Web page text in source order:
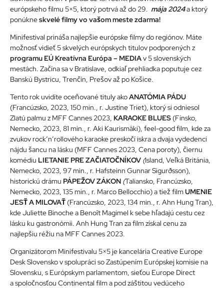
európskeho filmu 5×5, ktorý potrvá až do 29. mája 2024a ktorý
ponúkneskvelé filmy vo vašom meste zdarma!
Minifestival prináša najlepšie európske filmy do regiónov. Máte
možnosť vidieť 5 skvelých európskych titulov podporených z
programu EÚ Kreatívna Európa – MEDIAv 5 slovenských
mestách. Začína sa v Bratislave, odkiaľ prehliadka poputuje cez
Banskú Bystricu, Trenčín, Prešov až po Košice.
Tento rok uvidíte oceňované tituly akoANATÓMIA PÁDU
(Francúzsko, 2023, 150 min., r. Justine Triet), ktorý si odniesol
Zlatú palmu z MFF Cannes 2023, KARAOKE BLUES (Fínsko,
Nemecko, 2023, 81 min., r. Aki Kaurismäki), feel-good film, kde za
zvukov rock’n’rollového karaoke preskočí iskra a dvaja vydedenci
nájdu šancu na lásku (MFF Cannes 2023, Cena poroty), čiernu
komédiu LIETANIE PRE ZAČIATOČNÍKOV (Island, Veľká Británia,
Nemecko, 2023, 97 min., r. Hafsteinn Gunnar Sigurðsson),
historickú drámu PÁPEŽOV ZÁKON (Taliansko, Francúzsko,
Nemecko, 2023, 135 min., r. Marco Bellocchio) a tiež filmUMENIE
JESŤ A MILOVAŤ (Francúzsko, 2023, 134 min., r. Ahn Hung Tran),
kde Juliette Binoche a Benoît Magimel k sebe hľadajú cestu cez
lásku ku gastronómii. Anh Hung Tran za film získal cenu za
najlepšiu réžiu na MFF Cannes 2023.
Organizátorom Minifestivalu 5×5 je kancelária Creative Europe
Desk Slovensko v spolupráci so Zastúpením Európskej komisie na
Slovensku, s Európskym parlamentom, sieťou Europe Direct
a spoločnosťou Continental film a pod záštitou vedúceho